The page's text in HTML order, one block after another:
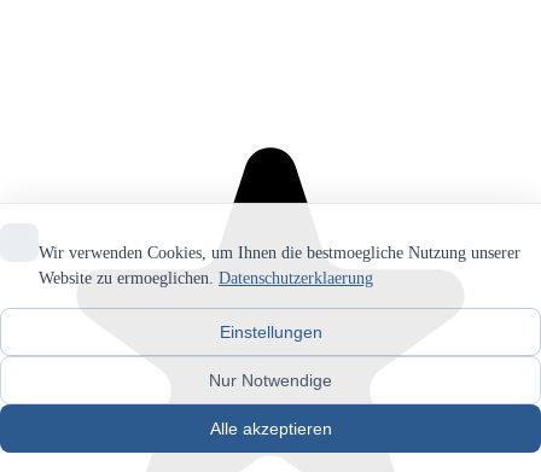
Wir verwenden Cookies, um Ihnen die bestmoegliche Nutzung unserer
Website zu ermoeglichen. Datenschutzerklaerung
Einstellungen
Nur Notwendige
Alle akzeptieren